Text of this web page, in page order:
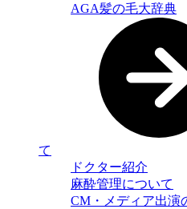
AGA髪の毛大辞典
て
ドクター紹介
麻酔管理について
CM・メディア出演